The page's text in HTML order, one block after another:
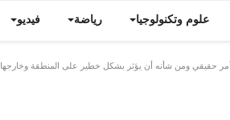
علوم وتكنولوجيا رياضة فيديو
حقيقي ومن شأنه أن يؤثر بشكل خطير على المنطقة وخارجها